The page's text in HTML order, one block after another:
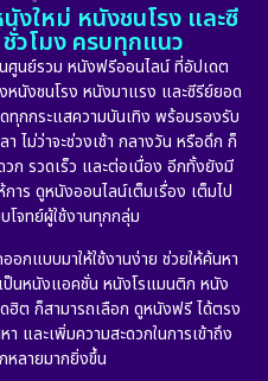
งใหม่ หนังชนโรง และซี
วโมง ครบทุกแนว
นย์รวม หนังฟรีออนไลน์ ที่อัปเดต
หนังชนโรง หนังมาแรง และซีรีย์ยอด
ทุกกระแสความบันเทิง พร้อมรองรับ
ไม่ว่าจะช่วงเช้า กลางวัน หรือดึก ก็
ก รวดเร็ว และต่อเนื่อง อีกทั้งยังมี
ร ดูหนังออนไลน์เต็มเรื่อง เต็มไป
จทย์ผู้ใช้งานทุกกลุ่ม
กแบบมาให้ใช้งานง่าย ช่วยให้ค้นหา
ป็นหนังแอคชั่น หนังโรแมนติก หนัง
ต ก็สามารถเลือก ดูหนังฟรี ได้ตรง
และเพิ่มความสะดวกในการเข้าถึง
หลายมากยิ่งขึ้น